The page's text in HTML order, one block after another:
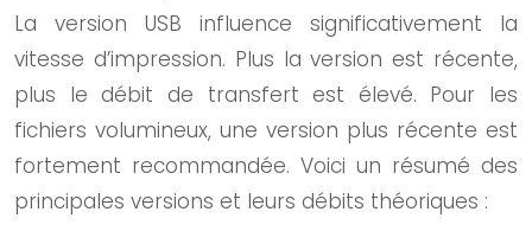
La version USB influence significativement la
vitesse d’impression. Plus la version est récente,
plus le débit de transfert est élevé. Pour les
fichiers volumineux, une version plus récente est
fortement recommandée. Voici un résumé des
principales versions et leurs débits théoriques :